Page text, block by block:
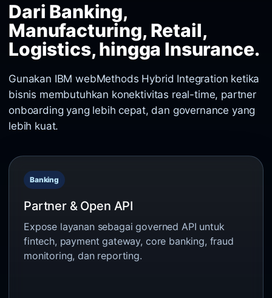
Dari Banking,
Manufacturing, Retail,
Logistics, hingga Insurance.
Gunakan IBM webMethods Hybrid Integration ketika
bisnis membutuhkan konektivitas real-time, partner
onboarding yang lebih cepat, dan governance yang
lebih kuat.
Banking
Partner & Open API
Expose layanan sebagai governed API untuk
fintech, payment gateway, core banking, fraud
monitoring, dan reporting.